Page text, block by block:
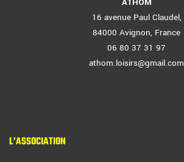
16 avenue Paul Claudel,
84000 Avignon, France
06 80 37 31 97
athom.loisirs@gmail.com
L’ASSOCIATION